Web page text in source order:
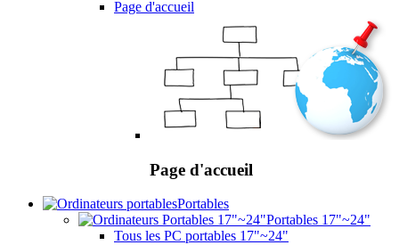
Page d'accueil
Page d'accueil
Portables
Portables 17"~24"
Tous les PC portables 17"~24"